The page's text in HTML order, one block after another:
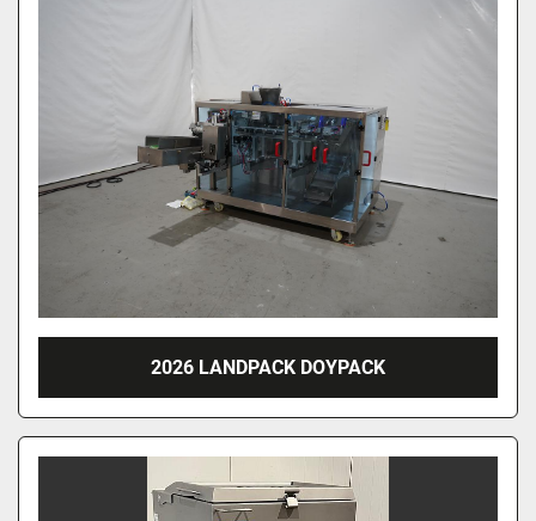
2026 LANDPACK DOYPACK